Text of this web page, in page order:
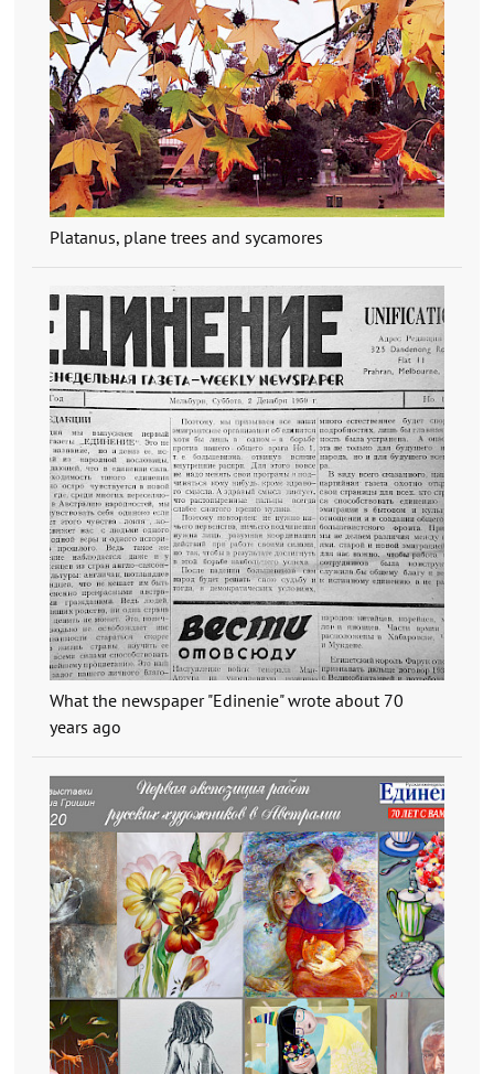
Platanus, plane trees and sycamores
What the newspaper "Edinenie" wrote about 70
years ago